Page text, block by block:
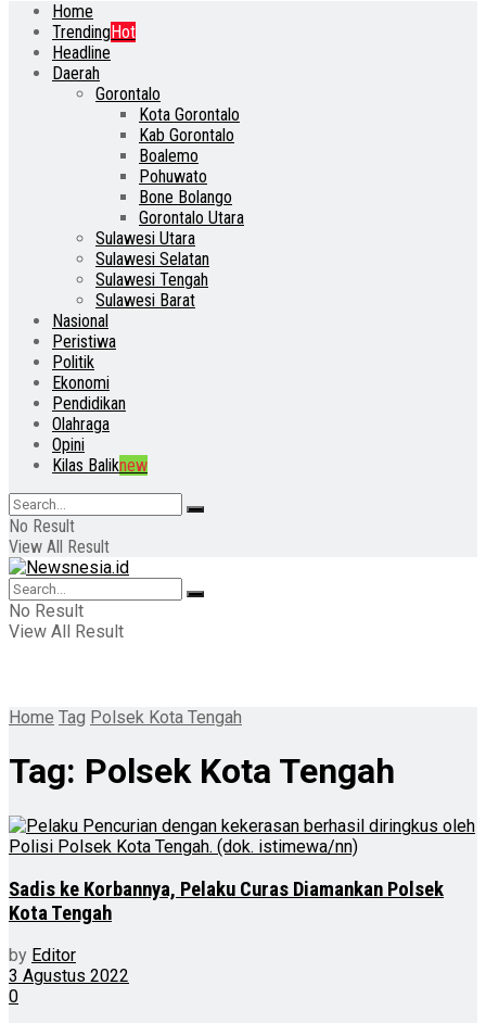
Home
TrendingHot
Headline
Daerah
Gorontalo
Kota Gorontalo
Kab Gorontalo
Boalemo
Pohuwato
Bone Bolango
Gorontalo Utara
Sulawesi Utara
Sulawesi Selatan
Sulawesi Tengah
Sulawesi Barat
Nasional
Peristiwa
Politik
Ekonomi
Pendidikan
Olahraga
Opini
Kilas Baliknew
No Result
View All Result
No Result
View All Result
Home Tag Polsek Kota Tengah
Tag: Polsek Kota Tengah
Sadis ke Korbannya, Pelaku Curas Diamankan Polsek
Kota Tengah
by Editor
3 Agustus 2022
0